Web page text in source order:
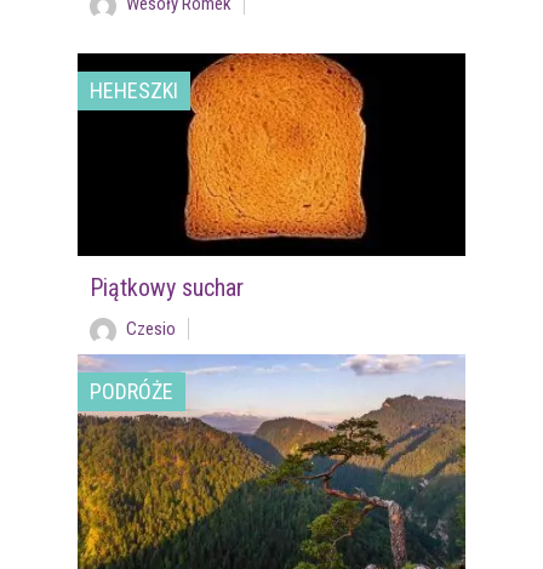
HEHESZKI
Piątkowy suchar
Czesio
PODRÓŻE